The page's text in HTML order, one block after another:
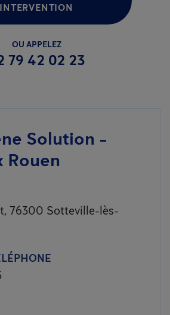
INTERVENTION
OU APPELEZ
79 42 02 23
Solution -
Rouen
76300 Sotteville-lès-